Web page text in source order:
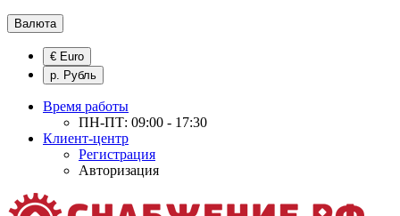
Валюта
€ Euro
р. Рубль
Время работы
ПН-ПТ: 09:00 - 17:30
Клиент-центр
Регистрация
Авторизация